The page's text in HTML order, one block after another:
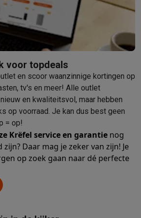
tandenborstels Opzetborstels
Baardtrimmers
ontharing EpilatorsLadyshaves
LED MaskersSpiegels
Hand &
Massagestoelen
Bloeddrukmeters
BorstkolvenFlessenwarmers
met soundbar 2026 TVLG TVSamsung TV
Koptelefoons Draadloze
speakers Smart speakersParty
& wekkersPlatenspelersHifi-ketens
camera's
voor topdeals
en scoor waanzinnige kortingen op
tv's en meer! Alle outlet
en kwaliteitsvol, maar hebben
op voorraad. Je kan dus best geen
= op!
Krëfel service en garantie nog
Daar mag je zeker van zijn! Je
op zoek gaan naar dé perfecte